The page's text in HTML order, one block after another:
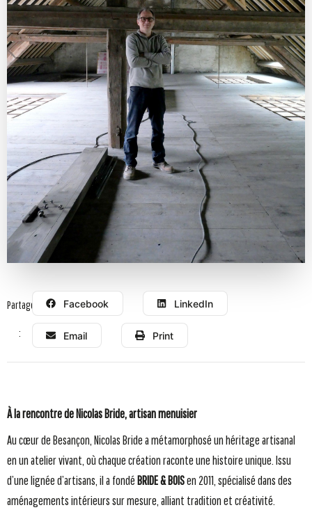
Partager
:
Facebook LinkedIn
Email Print
À la rencontre de Nicolas Bride, artisan menuisier
Au cœur de Besançon, Nicolas Bride a métamorphosé un héritage artisanal
en un atelier vivant, où chaque création raconte une histoire unique. Issu
d’une lignée d’artisans, il a fondé BRIDE & BOISen 2011, spécialisé dans des
aménagements intérieurs sur mesure, alliant tradition et créativité.